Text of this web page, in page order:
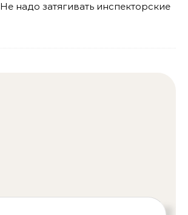
Не надо затягивать инспекторские